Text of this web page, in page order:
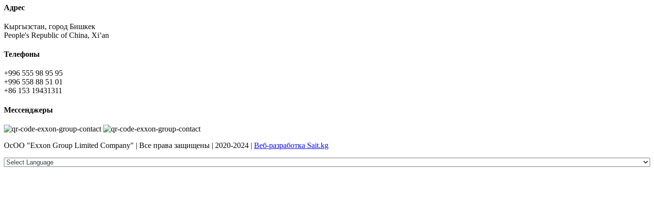
Адрес
Кыргызстан, город Бишкек
People's Republic of China, Xi’an
Телефоны
+996 555 98 95 95
+996 558 88 51 01
+86 153 19431311
Мессенджеры
ОсОО "Exxon Group Limited Company" | Все права защищены | 2020-2024 | Веб-разработка Sait.kg